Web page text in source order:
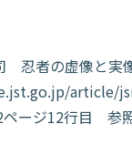
忍者の虚像と
article/
ージ12行目 参